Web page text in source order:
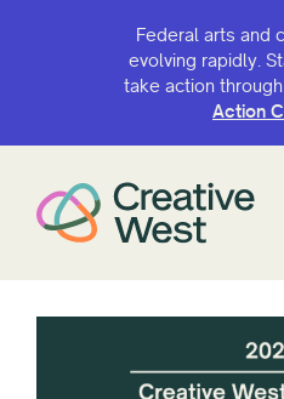
Federal arts and
evolving rapidly.
take action through
Action